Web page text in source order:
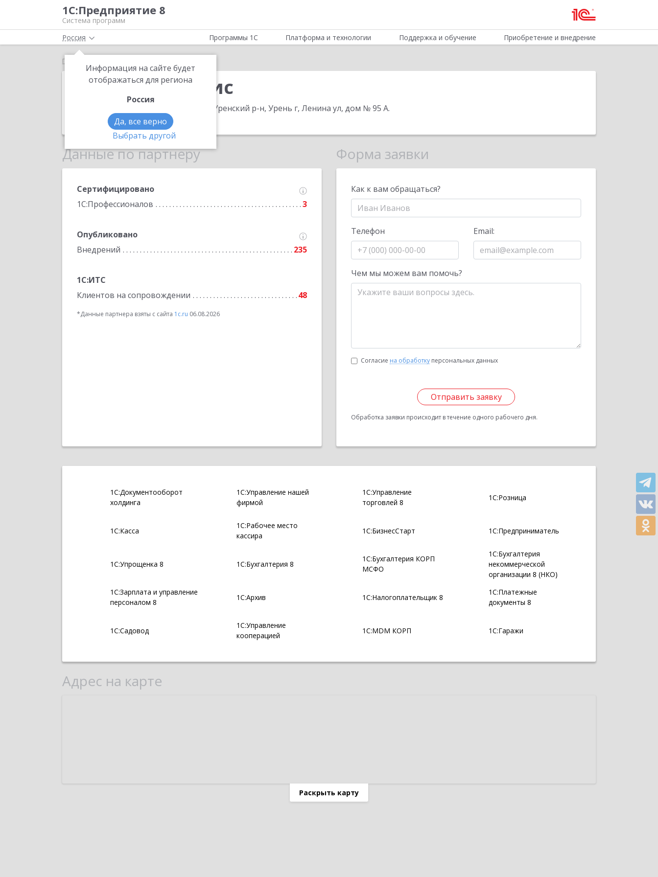
1С:Предприятие 8
Система программ
Россия
Информация на сайте будет
отображаться для региона
Россия
Да, все верно
Выбрать другой
Программы 1С Платформа и технологии Поддержка и обучение Приобретение и внедрение
Главная
Информ Сервис
606800, Нижегородская обл, Уренский р-н, Урень г, Ленина ул, дом № 95 А.
Телефон: (83154) 2-2627
Данные по партнеру
Сертифицировано
1С:Профессионалов
3
Опубликовано
Внедрений
235
1С:ИТС
Клиентов на сопровождении
48
*Данные партнера взяты с сайта 1c.ru 06.08.2026
Форма заявки
Как к вам обращаться?
Телефон Email:
Чем мы можем вам помочь?
Согласие на обработку персональных данных
Отправить заявку
Обработка заявки происходит в течение одного рабочего дня.
1С:Документооборот
холдинга
1С:Управление нашей
фирмой
1С:Управление
торговлей 8
1С:Розница
1С:Касса
1С:Рабочее место
кассира
1С:БизнесСтарт 1С:Предприниматель
1С:Упрощенка 8 1С:Бухгалтерия 8
1С:Бухгалтерия КОРП
МСФО
1С:Бухгалтерия
некоммерческой
организации 8 (НКО)
1С:Зарплата и управление
персоналом 8
1С:Архив 1С:Налогоплательщик 8
1С:Платежные
документы 8
1С:Садовод
1С:Управление
кооперацией
1С:MDM КОРП 1С:Гаражи
Адрес на карте
Раскрыть карту